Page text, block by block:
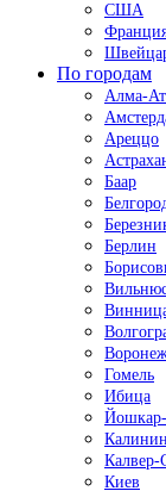
США
По городам
Алма-
Ареццо
Баар
Берлин
Гомель
Ибица
Калвер-
Киев